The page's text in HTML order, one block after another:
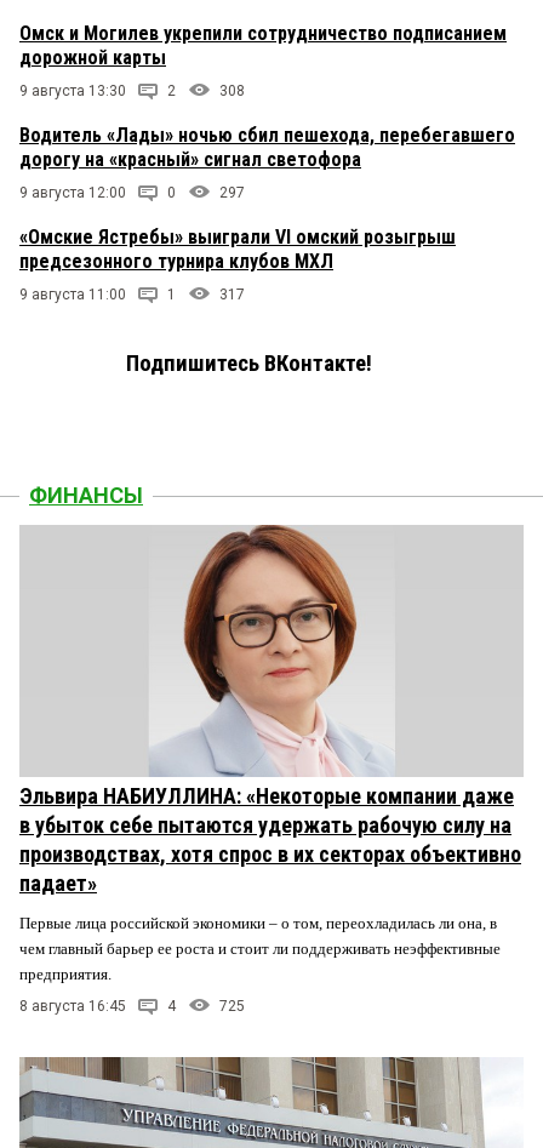
Омск и Могилев укрепили сотрудничество подписанием
дорожной карты
9 августа 13:30 2 308
Водитель «Лады» ночью сбил пешехода, перебегавшего
дорогу на «красный» сигнал светофора
9 августа 12:00 0 297
«Омские Ястребы» выиграли VI омский розыгрыш
предсезонного турнира клубов МХЛ
9 августа 11:00 1 317
Подпишитесь ВКонтакте!
ФИНАНСЫ
Эльвира НАБИУЛЛИНА: «Некоторые компании даже
в убыток себе пытаются удержать рабочую силу на
производствах, хотя спрос в их секторах объективно
падает»
Первые лица российской экономики – о том, переохладилась ли она, в
чем главный барьер ее роста и стоит ли поддерживать неэффективные
предприятия.
8 августа 16:45 4 725